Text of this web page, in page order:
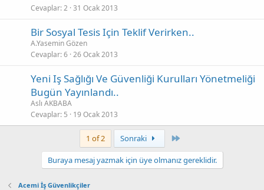
Cevaplar 2 31 Ocak 2013
Bir Sosyal Tesis Için Teklif Verirken..
A.Yasemin Gözen
Cevaplar 6 26 Ocak 2013
Yeni Iş Sağlığı Ve Güvenliği Kurulları Yönetmeliği
Bugün Yayınlandı..
Aslı AKBABA
Cevaplar 5 19 Ocak 2013
1 of 2 Sonraki
Buraya mesaj yazmak için üye olmanız gereklidir.
Acemi İş Güvenlikçiler